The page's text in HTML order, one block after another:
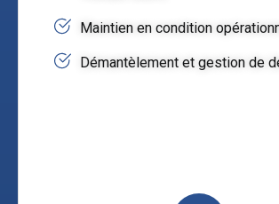
Maintien en condition
Démantèlement et gestion de